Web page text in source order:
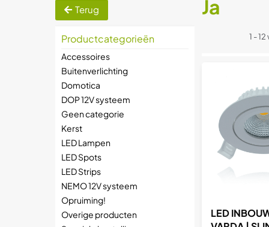
Terug
Productcategorieën
Accessoires
Buitenverlichting
Domotica
DOP 12V systeem
Geen categorie
Kerst
LED Lampen
LED Spots
LED Strips
NEMO 12V systeem
Opruiming!
Overige producten
Ja
1 -
LED